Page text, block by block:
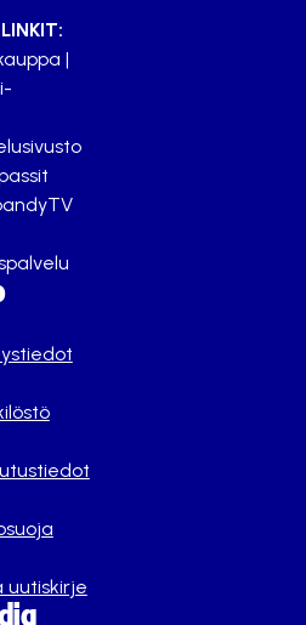
|
uutiskirje